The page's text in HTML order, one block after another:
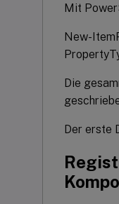
Mit
New-
Die
Der erste